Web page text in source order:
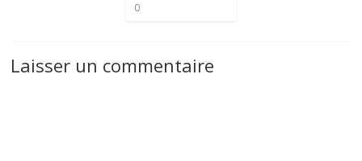
0
Laisser un commentaire